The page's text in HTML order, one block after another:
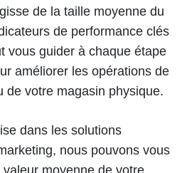
de la taille moyenne du
de performance clés
vous guider à chaque étape
améliorer les opérations de
de votre magasin physique.
dans les solutions
nous pouvons vous